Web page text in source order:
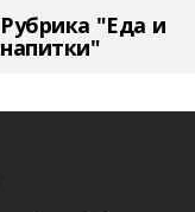
Рубрика "Еда и
напитки"